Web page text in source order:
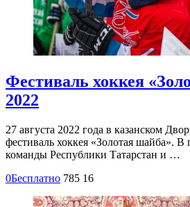
Фестиваль хоккея
2022
27 августа 2022 года в казанском
фестиваль хоккея «Золотая шайба». В
команды Республики Татарстан и …
0Бесплатно 785 16